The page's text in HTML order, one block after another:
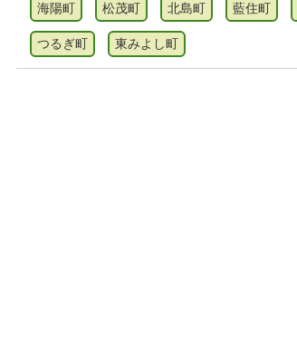
海陽町 松茂町 北島町 藍住町
つるぎ町 東みよし町